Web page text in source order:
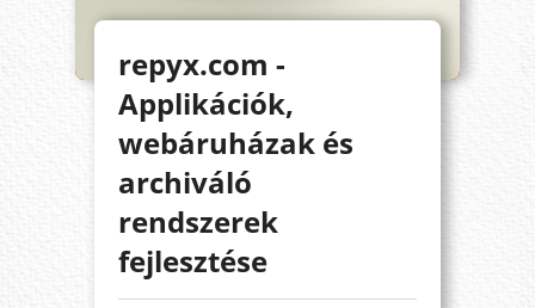
repyx.com -
Applikációk,
webáruházak és
archiváló
rendszerek
fejlesztése